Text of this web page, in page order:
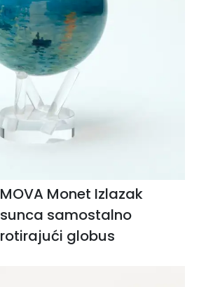
MOVA Monet Izlazak
sunca samostalno
rotirajući globus